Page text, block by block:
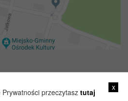
x
przeczytasz tutaj